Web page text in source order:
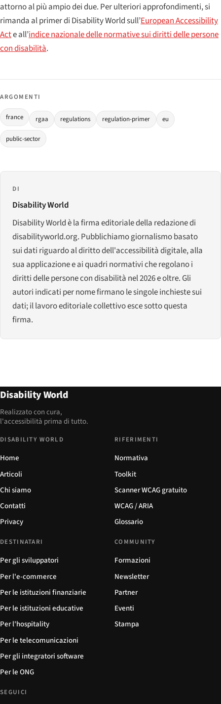
attorno al più ampio dei due. Per ulteriori approfondimenti, si
rimanda al primer di Disability World sull’European Accessibility
Acte all’indice nazionale delle normative sui diritti delle persone
con disabilità.
ARGOMENTI
france rgaa regulations regulation-primer eu
public-sector
DI
Disability World
Disability World è la firma editoriale della redazione di
disabilityworld.org. Pubblichiamo giornalismo basato
sui dati riguardo al diritto dell'accessibilità digitale, alla
sua applicazione e ai quadri normativi che regolano i
diritti delle persone con disabilità nel 2026 e oltre. Gli
autori indicati per nome firmano le singole inchieste sui
dati; il lavoro editoriale collettivo esce sotto questa
firma.
Disability World
Realizzato con cura,
l'accessibilità prima di tutto.
DISABILITY WORLD
Home
Articoli
Chi siamo
Contatti
Privacy
RIFERIMENTI
Normativa
Toolkit
Scanner WCAG gratuito
WCAG / ARIA
Glossario
DESTINATARI
Per gli sviluppatori
Per l'e-commerce
Per le istituzioni finanziarie
Per le istituzioni educative
Per l'hospitality
Per le telecomunicazioni
Per gli integratori software
Per le ONG
COMMUNITY
Formazioni
Newsletter
Partner
Eventi
Stampa
SEGUICI